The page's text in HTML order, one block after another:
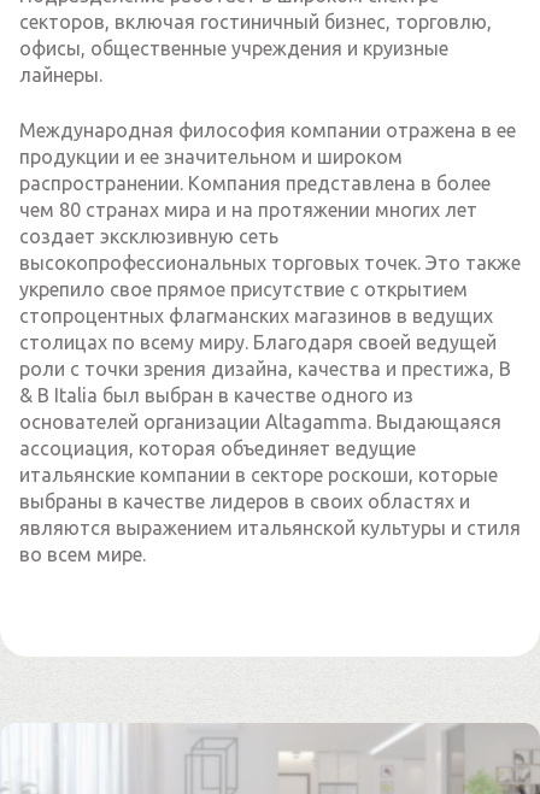
секторов, включая гостиничный бизнес, торговлю,
офисы, общественные учреждения и круизные
лайнеры.
Международная философия компании отражена в ее
продукции и ее значительном и широком
распространении. Компания представлена ​​в более
чем 80 странах мира и на протяжении многих лет
создает эксклюзивную сеть
высокопрофессиональных торговых точек. Это также
укрепило свое прямое присутствие с открытием
стопроцентных флагманских магазинов в ведущих
столицах по всему миру. Благодаря своей ведущей
роли с точки зрения дизайна, качества и престижа, B
& B Italia был выбран в качестве одного из
основателей организации Altagamma. Выдающаяся
ассоциация, которая объединяет ведущие
итальянские компании в секторе роскоши, которые
выбраны в качестве лидеров в своих областях и
являются выражением итальянской культуры и стиля
во всем мире.